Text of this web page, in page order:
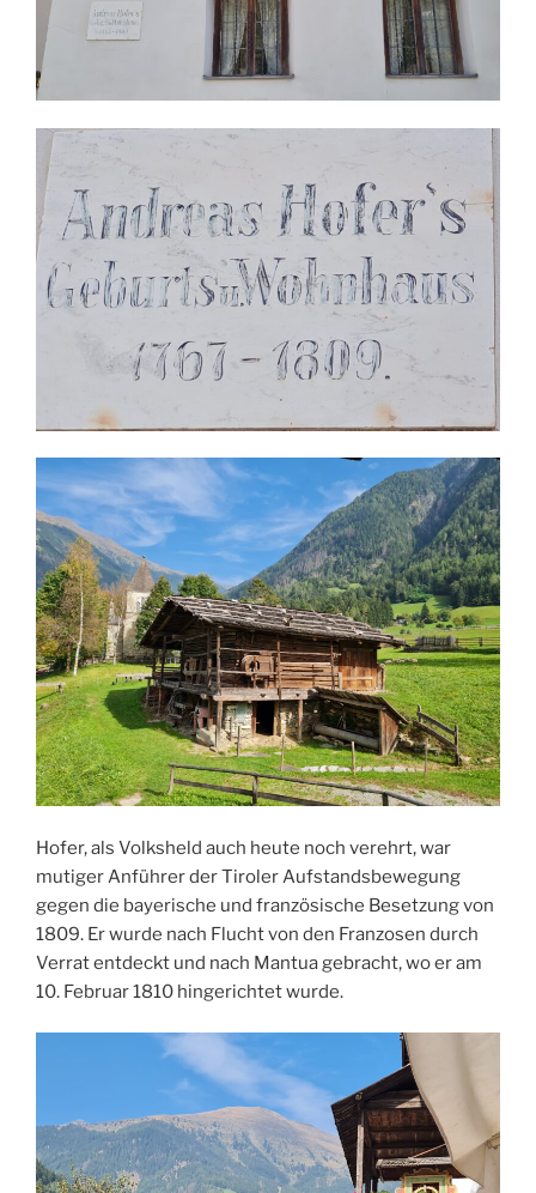
Hofer, als Volksheld auch heute noch verehrt, war
mutiger Anführer der Tiroler Aufstandsbewegung
gegen die bayerische und französische Besetzung von
1809. Er wurde nach Flucht von den Franzosen durch
Verrat entdeckt und nach Mantua gebracht, wo er am
10. Februar 1810 hingerichtet wurde.